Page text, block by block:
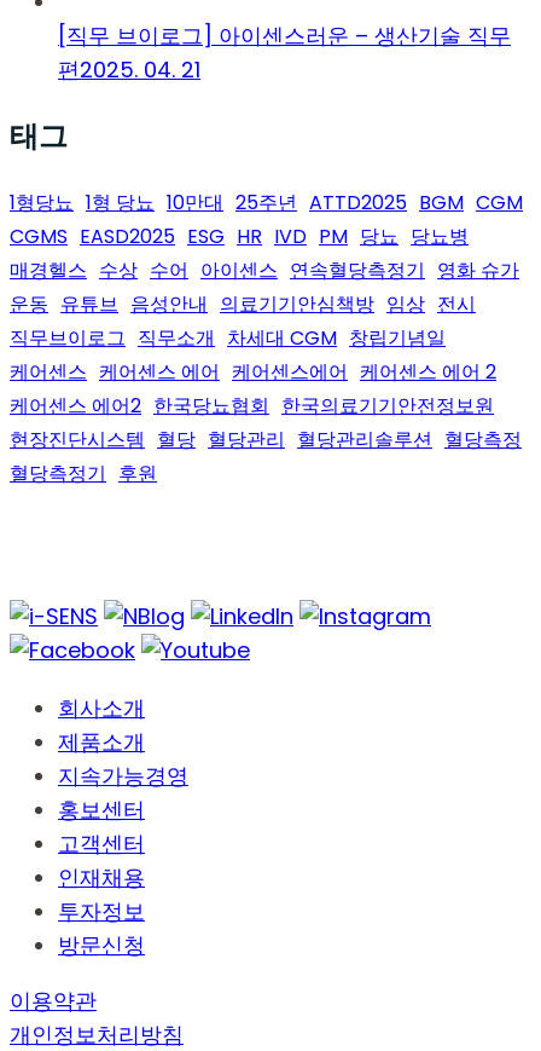
[직무 브이로그] 아이센스러운 – 생산기술 직무
편2025. 04. 21
태그
1형당뇨 1형 당뇨 10만대 25주년 ATTD2025 BGM CGM
CGMS EASD2025 ESG HR IVD PM 당뇨 당뇨병
매경헬스 수상 수어 아이센스 연속혈당측정기 영화 슈가
운동 유튜브 음성안내 의료기기안심책방 임상 전시
직무브이로그 직무소개 차세대 CGM 창립기념일
케어센스 케어센스 에어 케어센스에어 케어센스 에어 2
케어센스 에어2 한국당뇨협회 한국의료기기안전정보원
현장진단시스템 혈당 혈당관리 혈당관리솔루션 혈당측정
혈당측정기 후원
회사소개
제품소개
지속가능경영
홍보센터
고객센터
인재채용
투자정보
방문신청
이용약관
개인정보처리방침